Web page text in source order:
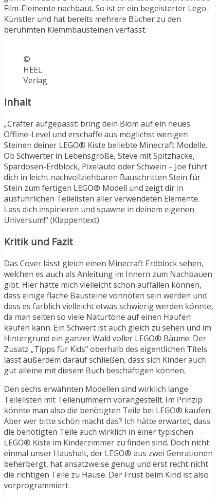
Film-Elemente nachbaut. So ist er ein begeisterter Lego-
Künstler und hat bereits mehrere Bücher zu den
berühmten Klemmbausteinen verfasst.
©
HEEL
Verlag
Inhalt
„Crafter aufgepasst: bring dein Biom auf ein neues
Offline-Level und erschaffe aus möglichst wenigen
Steinen deiner LEGO® Kiste beliebte Minecraft Modelle.
Ob Schwerter in Lebensgröße, Steve mit Spitzhacke,
Spardosen-Erdblock, Pixelauto oder Schwein – Joe führt
dich in leicht nachvollziehbaren Bauschritten Stein für
Stein zum fertigen LEGO® Modell und zeigt dir in
ausführlichen Teilelisten aller verwendeten Elemente.
Lass dich inspirieren und spawne in deinem eigenen
Universum!“ (Klappentext)
Kritik und Fazit
Das Cover lässt gleich einen Minecraft Erdblock sehen,
welchen es auch als Anleitung im Innern zum Nachbauen
gibt. Hier hätte mich vielleicht schon auffallen können,
dass einige flache Bausteine vonnöten sein werden und
dass es farblich vielleicht etwas schwierig werden könnte,
da man selten so viele Naturtöne auf einen Haufen
kaufen kann. Ein Schwert ist auch gleich zu sehen und im
Hintergrund ein ganzer Wald voller LEGO® Bäume. Der
Zusatz „Tipps für Kids“ oberhalb des eigentlichen Titels
lässt außerdem darauf schließen, dass sich Kinder auch
gut alleine mit diesem Buch beschäftigen können.
Den sechs erwähnten Modellen sind wirklich lange
Teilelisten mit Teilenummern vorangestellt. Im Prinzip
könnte man also die benötigten Teile bei LEGO® kaufen.
Aber wer bitte schön macht das? Ich hätte erwartet, dass
die benötigten Teile auch wirklich in einer typischen
LEGO® Kiste im Kinderzimmer zu finden sind. Doch nicht
einmal unser Haushalt, der LEGO® aus zwei Genrationen
beherbergt, hat ansatzweise genug und erst recht nicht
die richtigen Teile zu Hause. Der Frust beim Kind ist also
vorprogrammiert.